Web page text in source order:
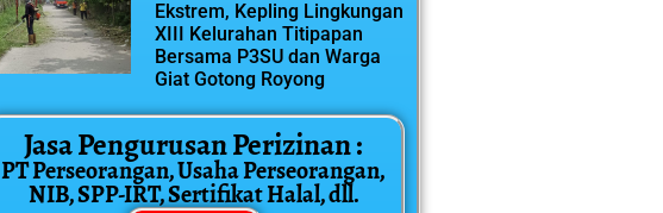
Ekstrem, Kepling Lingkungan
XIII Kelurahan Titipapan
Bersama P3SU dan Warga
Giat Gotong Royong
Jasa Pengurusan Perizinan :
PT Perseorangan, Usaha Perseorangan,
NIB, SPP-IRT, Sertifikat Halal, dll.